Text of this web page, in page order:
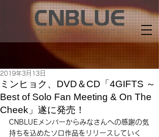
ミンヒョク、DVD＆CD「4GIFTS ～
Best of Solo Fan Meeting & On The
Cheek」遂に発売！
2019年3月13日
CNBLUEメンバーからみなさんへの感謝の気
持ちを込めたソロ作品をリリースしていく